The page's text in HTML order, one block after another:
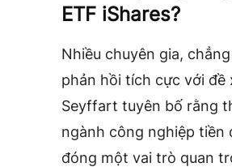
ETF iShares?
Nhiều chuyên gia,
phản hồi tích cực với đề
Seyffart tuyên bố rằng
ngành công nghiệp tiền
đóng một vai trò quan